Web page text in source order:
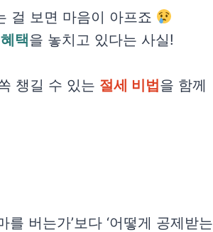
걸 보면 마음이 아프죠
택을 놓치고 있다는 사실!
챙길 수 있는 절세 비법을 함께
버는가’보다 ‘어떻게 공제받는